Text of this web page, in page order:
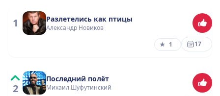
1 Разлетелись как птицы
Александр Новиков
★ 1 17
2
Последний полёт
Михаил Шуфутинский